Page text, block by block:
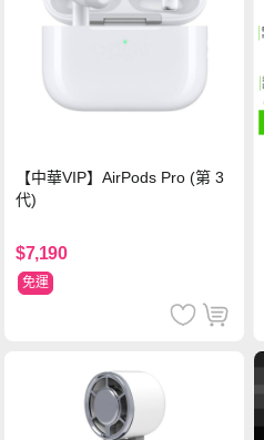
【中華VIP】AirPods Pro (第 3
代)
$7,190
免運